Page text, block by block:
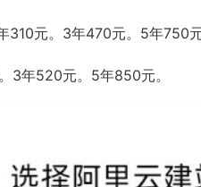
310元。3年470元。5年750
3年520元。5年850元。